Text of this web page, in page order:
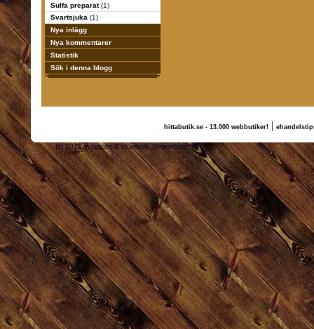
Sulfa preparat(1)
Svartsjuka (1)
Nya inlägg
Nya kommentarer
Statistik
Sök i denna blogg
hittabutik.se - 13.000 webbutiker!|
(c) 2011, nogg.se & charlotte Jörgensson